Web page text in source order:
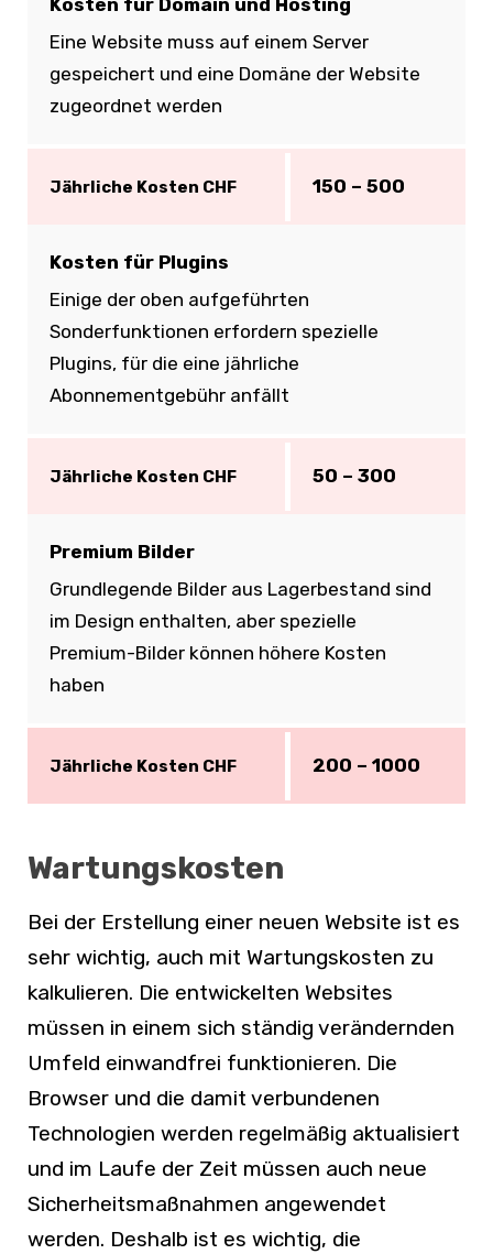
Kosten für Domain und Hosting
Eine Website muss auf einem Server
gespeichert und eine Domäne der Website
zugeordnet werden
Jährliche Kosten CHF 150 – 500
Kosten für Plugins
Einige der oben aufgeführten
Sonderfunktionen erfordern spezielle
Plugins, für die eine jährliche
Abonnementgebühr anfällt
Jährliche Kosten CHF 50 – 300
Premium Bilder
Grundlegende Bilder aus Lagerbestand sind
im Design enthalten, aber spezielle
Premium-Bilder können höhere Kosten
haben
Jährliche Kosten CHF 200 – 1000
Wartungskosten
Bei der Erstellung einer neuen Website ist es
sehr wichtig, auch mit Wartungskosten zu
kalkulieren. Die entwickelten Websites
müssen in einem sich ständig verändernden
Umfeld einwandfrei funktionieren. Die
Browser und die damit verbundenen
Technologien werden regelmäßig aktualisiert
und im Laufe der Zeit müssen auch neue
Sicherheitsmaßnahmen angewendet
werden. Deshalb ist es wichtig, die